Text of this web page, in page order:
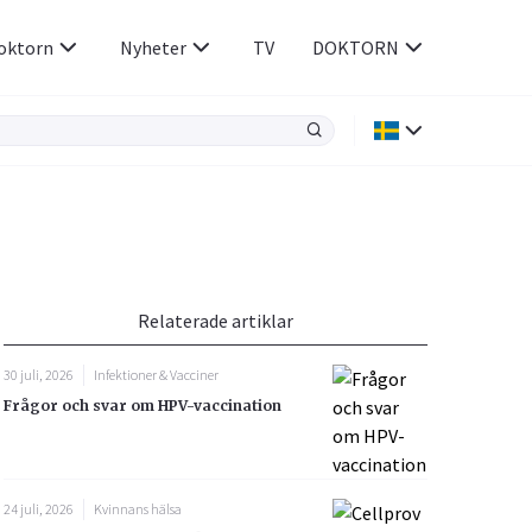
Rökavvänjning
Rörelseapparaten
Sex & Samliv
Sömn & Stress
Nyheter TV DOKTORN
Relaterade artiklar
30 juli, 2026
Infektioner & Vacciner
Frågor och svar om HPV-vaccination
24 juli, 2026
Kvinnans hälsa